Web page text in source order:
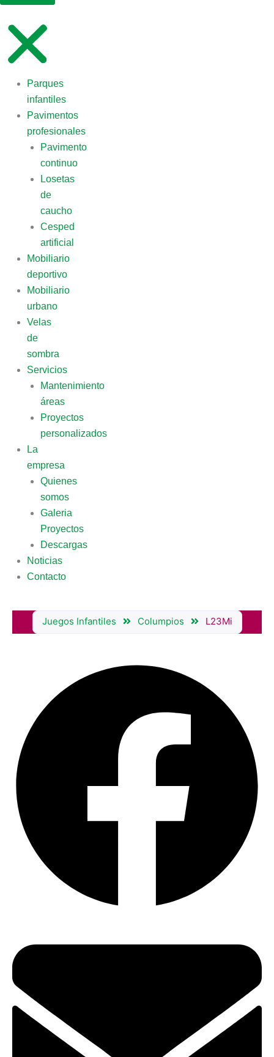
Parques
infantiles
Pavimentos
profesionales
Pavimento
continuo
Losetas
de
caucho
Cesped
artificial
Mobiliario
deportivo
Mobiliario
urbano
Velas
de
sombra
Servicios
Mantenimiento
áreas
Proyectos
personalizados
La
empresa
Quienes
somos
Galeria
Proyectos
Descargas
Noticias
Contacto
Juegos Infantiles Columpios L23Mi